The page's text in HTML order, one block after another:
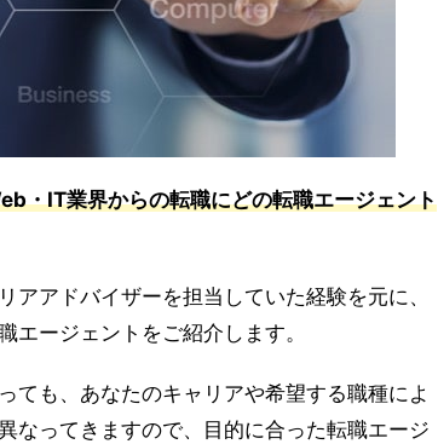
・IT業界からの転職にどの転職エージェント
アアドバイザーを担当していた経験を元に、
エージェントをご紹介します。
ても、あなたのキャリアや希望する職種によ
なってきますので、目的に合った転職エージ